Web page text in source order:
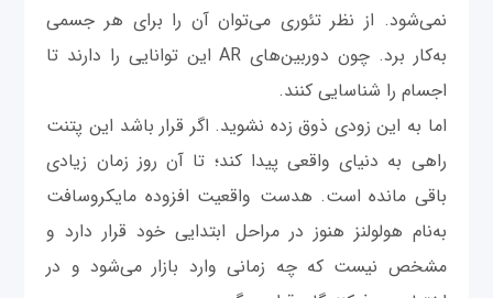
نمی‌شود. از نظر تئوری می‌توان آن را برای هر جسمی
به‌کار برد. چون دوربین‌های AR این توانایی را دارند تا
اجسام را شناسایی کنند.
اما به این زودی ذوق زده نشوید. اگر قرار باشد این پتنت
راهی به دنیای واقعی پیدا کند؛ تا آن روز زمان زیادی
باقی مانده است. هدست واقعیت افزوده مایکروسافت
به‌نام هولولنز هنوز در مراحل ابتدایی خود قرار دارد و
مشخص نیست که چه زمانی وارد بازار می‌شود و در